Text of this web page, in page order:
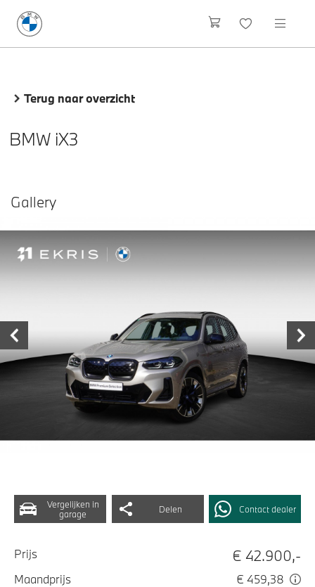
Terug naar overzicht
BMW iX3
Vergelijken in
garage
Delen Contact dealer
Prijs € 42.900,-
Maandprijs € 459,38
Gallery